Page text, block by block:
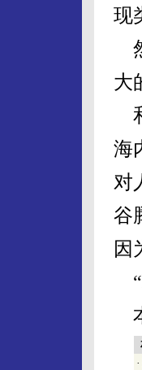
现
大
海
对
谷
因
“
·